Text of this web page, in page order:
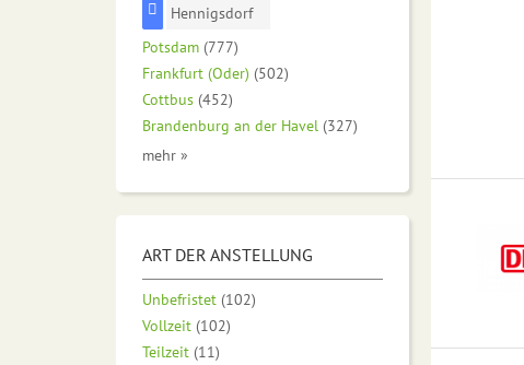
Hennigsdorf
Potsdam (777)
Frankfurt (Oder) (502)
Cottbus (452)
Brandenburg an der Havel (327)
mehr »
ART DER ANSTELLUNG
Unbefristet (102)
Vollzeit (102)
Teilzeit (11)